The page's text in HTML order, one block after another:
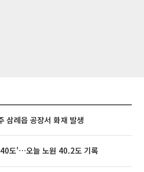
삼례읍 공장서 화재 발생
도'…오늘 노원 40.2도 기록